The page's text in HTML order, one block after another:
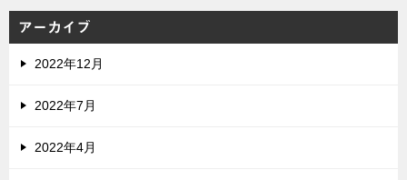
アーカイブ
2022年12月
2022年7月
2022年4月